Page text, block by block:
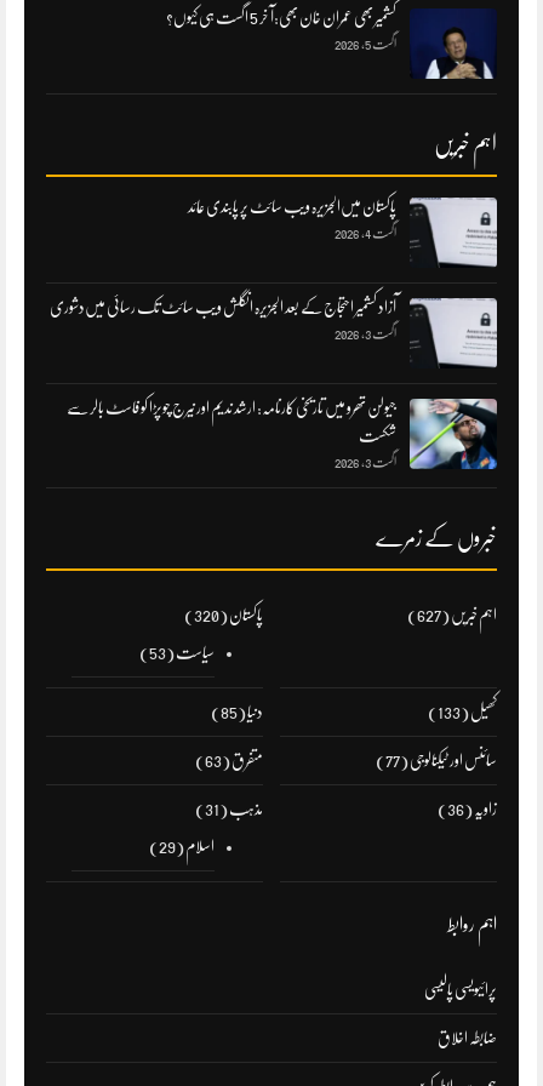
کشمیر بھی عمران خان بھی:آ خر 5 اگست ہی کیوں؟
اگست 5, 2026
اہم خبریں
پاکستان میں‌الجزیرہ ویب سائٹ پر پابندی عائد
اگست 4, 2026
آزاد کشمیر احتجاج کے بعد الجزیرہ انگلش ویب سائٹ تک رسائی میں‌دشوری
اگست 3, 2026
جیولن تھرو میں تاریخی کارنامہ: ارشد ندیم اور نیرج چوپڑا کو فاسٹ بالر سے
شکست
اگست 3, 2026
خبروں کے زمرے
اہم خبریں(627) پاکستان(320)
سیاست(53)
کھیل(133) دنیا(85)
سائنس اور ٹیکنالوجی(77) متفرق(63)
زاویہ (36) مذہب(31)
اسلام (29)
اہم روابط
پرائیویسی پالیسی
ضابطہ اخلاق